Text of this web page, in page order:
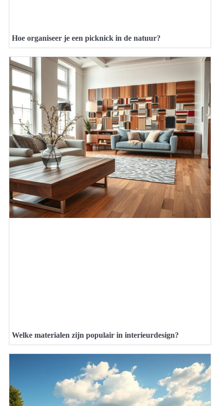
Hoe organiseer je een picknick in de natuur?
Welke materialen zijn populair in interieurdesign?